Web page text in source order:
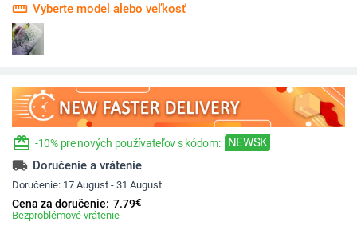
straighten Vyberte model alebo veľkosť
redeem -10% pre nových používateľov s kódom: NEWSK
local_shipping Doručenie a vrátenie
Doručenie: 17 August - 31 August
Cena za doručenie: 7.79€
Bezproblémové vrátenie